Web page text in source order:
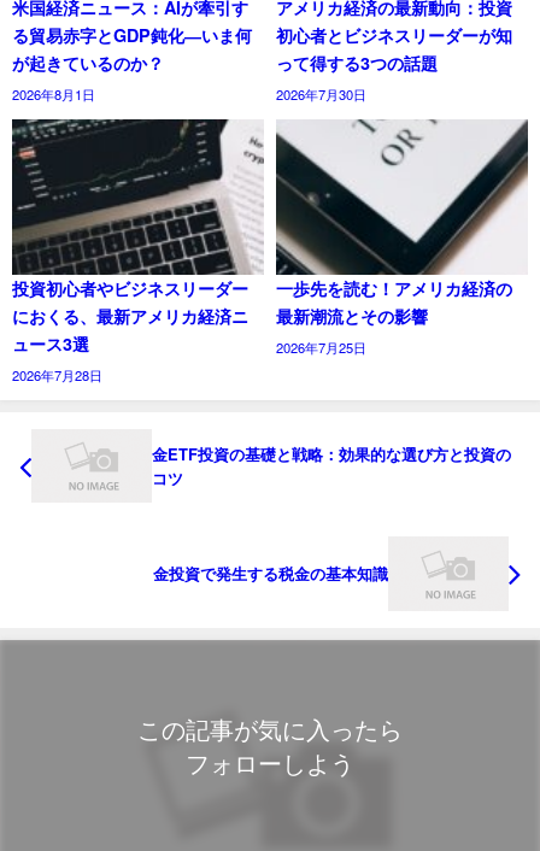
米国経済ニュース：AIが牽引す
る貿易赤字とGDP鈍化―いま何
が起きているのか？
2026年8月1日
アメリカ経済の最新動向：投資
初心者とビジネスリーダーが知
って得する3つの話題
2026年7月30日
投資初心者やビジネスリーダー
におくる、最新アメリカ経済ニ
ュース3選
2026年7月28日
一歩先を読む！アメリカ経済の
最新潮流とその影響
2026年7月25日
金ETF投資の基礎と戦略：効果的な選び方と投資の
コツ
金投資で発生する税金の基本知識
この記事が気に入ったら
フォローしよう